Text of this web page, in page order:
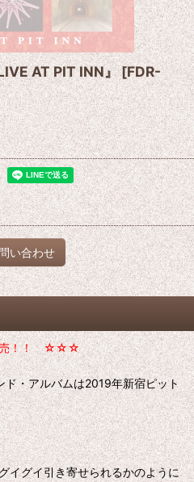
AT PIT INN』[FDR-
い合わせ
売！！ ☆☆☆
・アルバムは2019年新宿ピット
イグイ引き寄せられるかのように